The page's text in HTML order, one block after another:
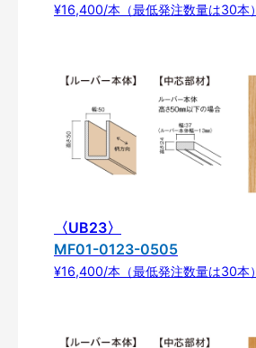
¥16,400/本（最低発注数量は30本）
〈UB23〉
MF01-0123-0505
¥16,400/本（最低発注数量は30本）